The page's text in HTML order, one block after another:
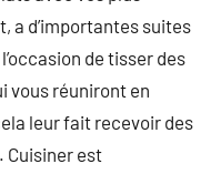
a d’importantes suites
de tisser des
vous réuniront en
leur fait recevoir des
Cuisiner est